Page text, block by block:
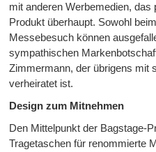
mit anderen Werbemedien,
Produkt überhaupt. Sowohl
Messebesuch können
sympathischen
Zimmermann, der übrigens mit
verheiratet ist.
Design zum Mitnehmen
Den Mittelpunkt der Bagstage-
Tragetaschen für renommierte